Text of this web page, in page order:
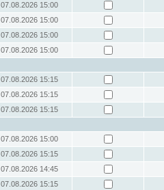
07.08.2026 15:00
07.08.2026 15:00
07.08.2026 15:00
07.08.2026 15:00
07.08.2026 15:15
07.08.2026 15:15
07.08.2026 15:15
07.08.2026 15:00
07.08.2026 15:15
07.08.2026 14:45
07.08.2026 15:15